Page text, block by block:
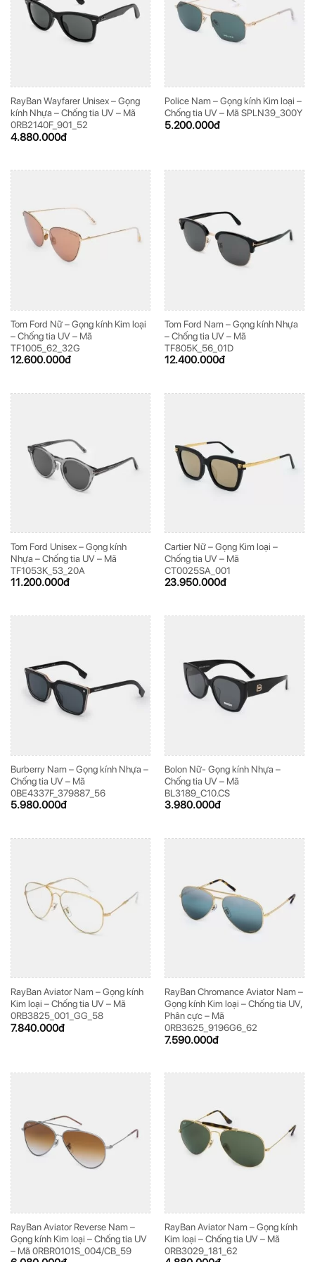
RayBan Wayfarer Unisex – Gọng
kính Nhựa – Chống tia UV – Mã
0RB2140F_901_52
4.880.000đ
Police Nam – Gọng kính Kim loại –
Chống tia UV – Mã SPLN39_300Y
5.200.000đ
Tom Ford Nữ – Gọng kính Kim loại
– Chống tia UV – Mã
TF1005_62_32G
12.600.000đ
Tom Ford Nam – Gọng kính Nhựa
– Chống tia UV – Mã
TF805K_56_01D
12.400.000đ
Tom Ford Unisex – Gọng kính
Nhựa – Chống tia UV – Mã
TF1053K_53_20A
11.200.000đ
Cartier Nữ – Gọng Kim loại –
Chống tia UV – Mã
CT0025SA_001
23.950.000đ
Burberry Nam – Gọng kính Nhựa –
Chống tia UV – Mã
0BE4337F_379887_56
5.980.000đ
Bolon Nữ- Gọng kính Nhựa –
Chống tia UV – Mã
BL3189_C10.CS
3.980.000đ
RayBan Aviator Nam – Gọng kính
Kim loại – Chống tia UV – Mã
0RB3825_001_GG_58
7.840.000đ
RayBan Chromance Aviator Nam –
Gọng kính Kim loại – Chống tia UV,
Phân cực – Mã
0RB3625_9196G6_62
7.590.000đ
RayBan Aviator Reverse Nam –
Gọng kính Kim loại – Chống tia UV
– Mã 0RBR0101S_004/CB_59
RayBan Aviator Nam – Gọng kính
Kim loại – Chống tia UV – Mã
0RB3029_181_62